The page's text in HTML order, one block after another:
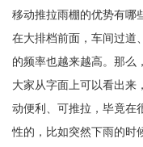
移动推拉雨棚的优势有哪
在大排档前面，车间过道
的频率也越来越高。那么
大家从字面上可以看出来
动便利、可推拉，毕竟在
性的，比如突然下雨的时